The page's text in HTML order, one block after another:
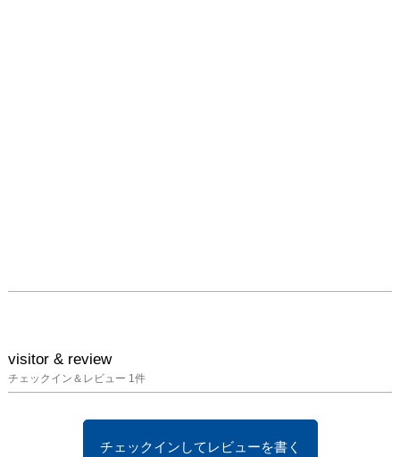
visitor & review
チェックイン＆レビュー 1件
チェックインしてレビューを書く